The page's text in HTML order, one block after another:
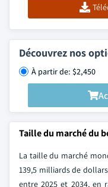
Découvrez nos
À partir de: $2,450
Taille du marché du
La taille du marché
139,5 milliards de
entre 2025 et 2034, en